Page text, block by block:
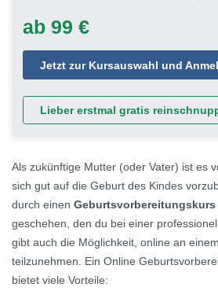
ab 99 €
Jetzt zur Kursauswahl und
Lieber erstmal gratis
Als zukünftige Mutter (oder Vater) ist es
sich gut auf die Geburt des Kindes
durch einen Geburtsvorbereitungskurs
geschehen, den du bei einer
gibt auch die Möglichkeit, online an
teilzunehmen. Ein Online
bietet viele Vorteile: